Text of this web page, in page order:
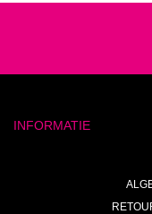
INFORMATIE